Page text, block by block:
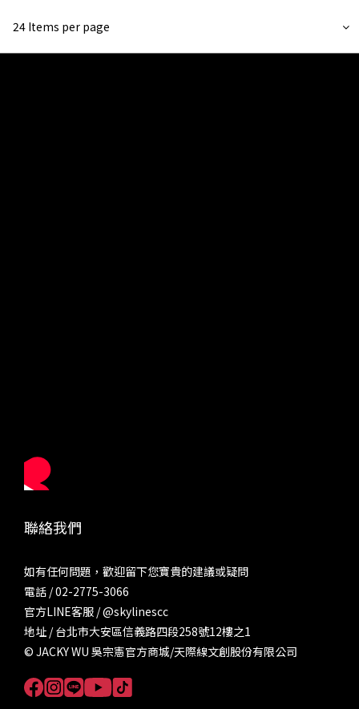
24 Items per page
聯絡我們
如有任何問題，歡迎留下您寶貴的建議或疑問
電話 / 02-2775-3066
官方LINE客服 /@skylinescc
地址 / 台北市大安區信義路四段258號12樓之1
© JACKY WU 吳宗憲官方商城/天際線文創股份有限公司